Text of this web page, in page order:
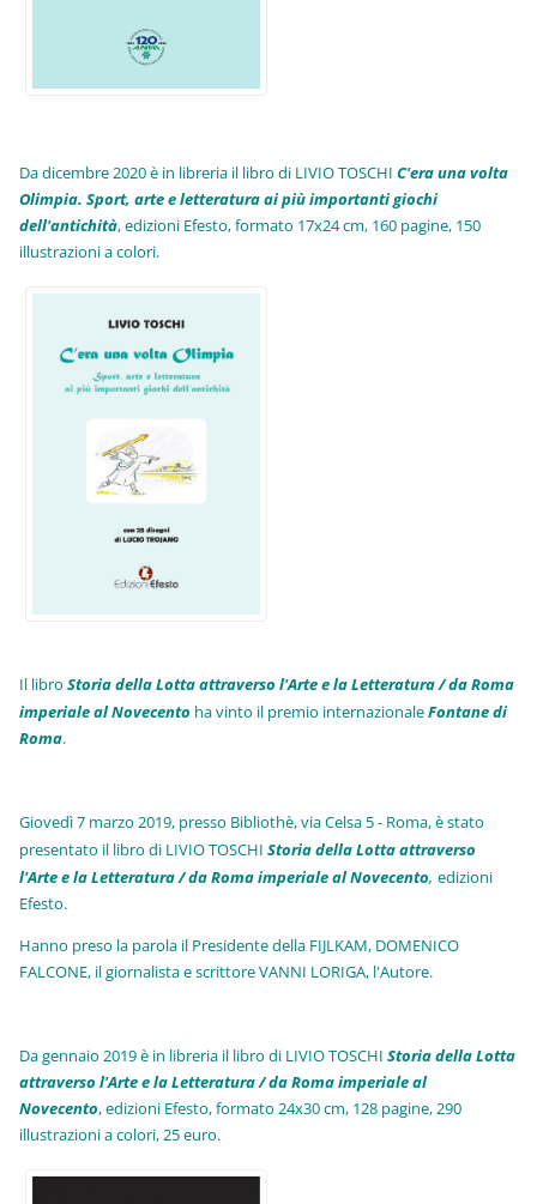
Da dicembre 2020 è in libreria il libro di LIVIO TOSCHIC'era una volta
Olimpia. Sport, arte e letteratura ai più importanti giochi
dell'antichità,edizioni Efesto, formato 17x24 cm, 160 pagine, 150
illustrazioni a colori.
Il libroStoria della Lotta attraverso l'Arte e la Letteratura / da Roma
imperiale al Novecento ha vinto il premio internazionaleFontane di
Roma.
Giovedì 7 marzo 2019, presso Bibliothè, via Celsa 5 - Roma, è stato
presentato il libro di LIVIO TOSCHIStoria della Lotta attraverso
l'Arte e la Letteratura / da Roma imperiale al Novecento, edizioni
Efesto.
Hanno preso la parola il Presidente della FIJLKAM, DOMENICO
FALCONE, il giornalista e scrittore VANNI LORIGA, l'Autore.
Da gennaio 2019 è in libreria il libro di LIVIO TOSCHIStoria della Lotta
attraverso l'Arte e la Letteratura / da Roma imperiale al
Novecento, edizioni Efesto, formato 24x30 cm, 128 pagine, 290
illustrazioni a colori, 25 euro.